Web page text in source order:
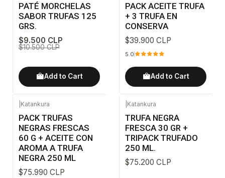
PATÉ MORCHELAS
SABOR TRUFAS 125
GRS.
$9.500 CLP
$10.500 CLP
Add to Cart
PACK ACEITE TRUFA
+ 3 TRUFA EN
CONSERVA
$39.900 CLP
5.0
Add to Cart
Katankura
PACK TRUFAS
NEGRAS FRESCAS
60 G + ACEITE CON
AROMA A TRUFA
NEGRA 250 ML
$75.990 CLP
Katankura
TRUFA NEGRA
FRESCA 30 GR +
TRIPACK TRUFADO
250 ML.
$75.200 CLP